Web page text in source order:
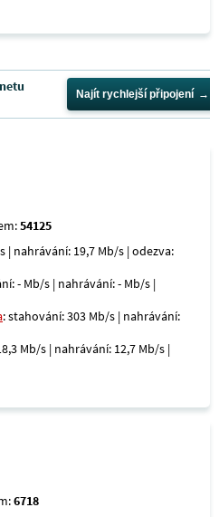
Najít rychlejší připojení
54125
| nahrávání: 19,7 Mb/s | odezva:
- Mb/s | nahrávání: - Mb/s |
: stahování: 303 Mb/s | nahrávání:
Mb/s | nahrávání: 12,7 Mb/s |
6718